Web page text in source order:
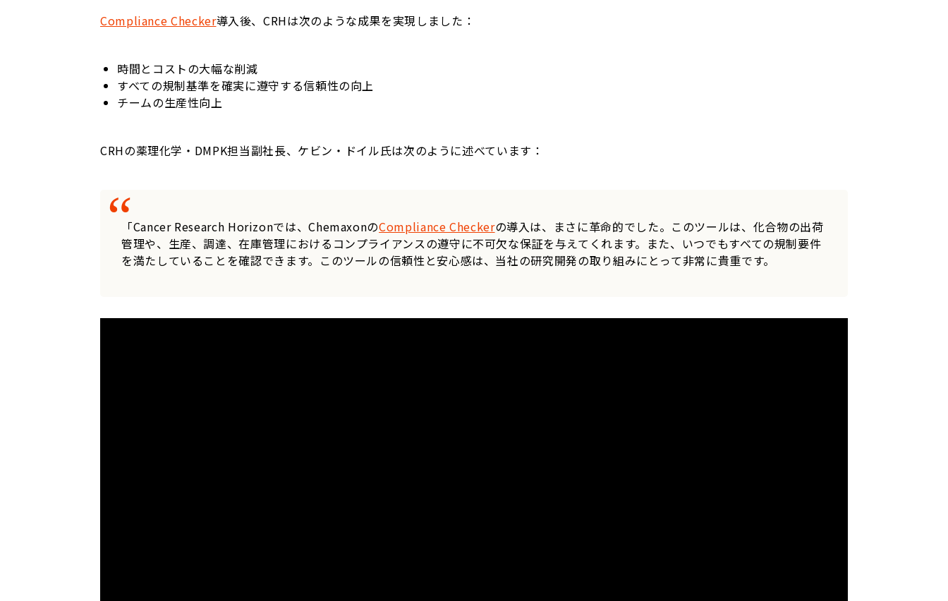
Compliance Checker導入後、CRHは次のような成果を実現しました：
時間とコストの大幅な削減
すべての規制基準を確実に遵守する信頼性の向上
チームの生産性向上
CRHの薬理化学・DMPK担当副社長、ケビン・ドイル氏は次のように述べています：
「Cancer Research Horizonでは、ChemaxonのCompliance Checkerの導入は、まさに革命的でした。このツールは、化合物の出荷
管理や、生産、調達、在庫管理におけるコンプライアンスの遵守に不可欠な保証を与えてくれます。また、いつでもすべての規制要件
を満たしていることを確認できます。このツールの信頼性と安心感は、当社の研究開発の取り組みにとって非常に貴重です。